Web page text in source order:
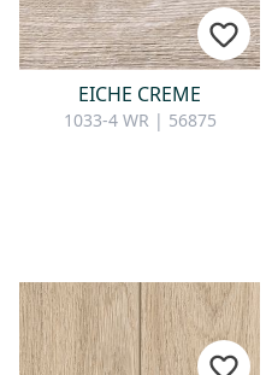
KONTAKT
Sie haben Fragen
eine persönliche
Unser Team ist für Sie
EICHE CREME
1033-4 WR | 56875